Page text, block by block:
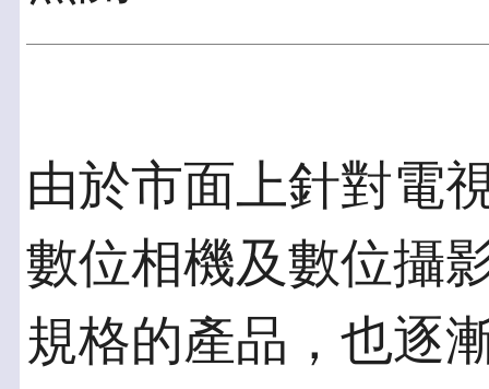
由於市面上針對電
數位相機及數位攝
規格的產品，也逐